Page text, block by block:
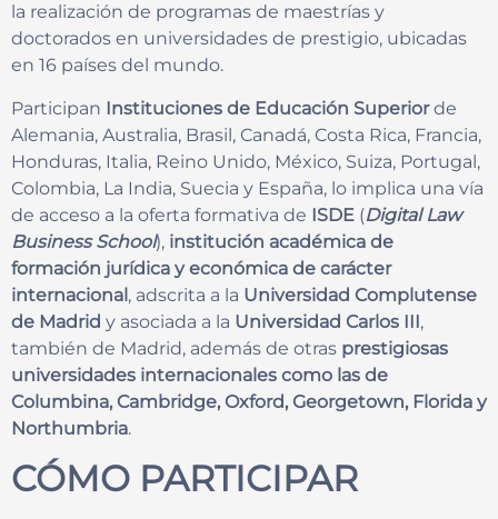
la realización de programas de maestrías y
doctorados en universidades de prestigio, ubicadas
en 16 países del mundo.
Participan Instituciones de Educación Superiorde
Alemania, Australia, Brasil, Canadá, Costa Rica, Francia,
Honduras, Italia, Reino Unido, México, Suiza, Portugal,
Colombia, La India, Suecia y España, lo implica una vía
de acceso a la oferta formativa de ISDE (Digital Law
Business School), institución académica de
formación jurídica y económica de carácter
internacional, adscrita a la Universidad Complutense
de Madrid y asociada a la Universidad Carlos III,
también de Madrid, además de otras prestigiosas
universidades internacionales como las de
Columbina, Cambridge, Oxford, Georgetown, Florida y
Northumbria.
CÓMO PARTICIPAR